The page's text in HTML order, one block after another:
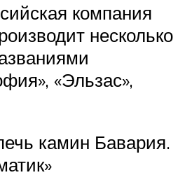
компания
несколько
«Эльзас»,
камин Бавария.